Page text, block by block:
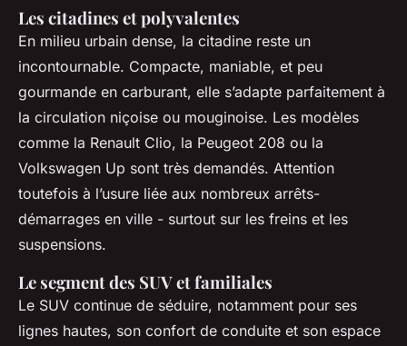
Les citadines et polyvalentes
En milieu urbain dense, la citadine reste un
incontournable. Compacte, maniable, et peu
gourmande en carburant, elle s’adapte parfaitement à
la circulation niçoise ou mouginoise. Les modèles
comme la Renault Clio, la Peugeot 208 ou la
Volkswagen Up sont très demandés. Attention
toutefois à l’usure liée aux nombreux arrêts-
démarrages en ville - surtout sur les freins et les
suspensions.
Le segment des SUV et familiales
Le SUV continue de séduire, notamment pour ses
lignes hautes, son confort de conduite et son espace